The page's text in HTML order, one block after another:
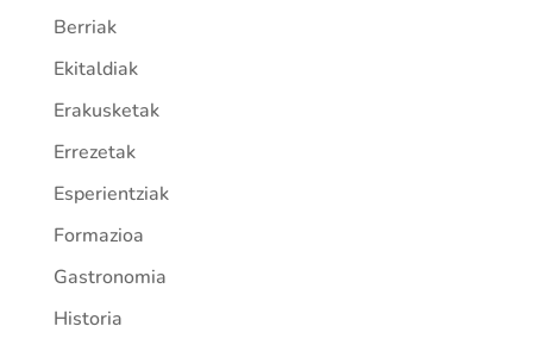
Berriak
Ekitaldiak
Erakusketak
Errezetak
Esperientziak
Formazioa
Gastronomia
Historia